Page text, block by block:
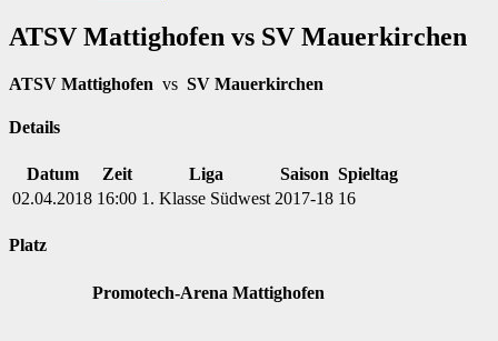
ATSV Mattighofen vs SV Mauerkirchen
ATSV Mattighofen vs SV Mauerkirchen
Details
Datum Zeit Liga Saison Spieltag
02.04.2018 16:00 1. Klasse Südwest 2017-18 16
Platz
Promotech-Arena Mattighofen